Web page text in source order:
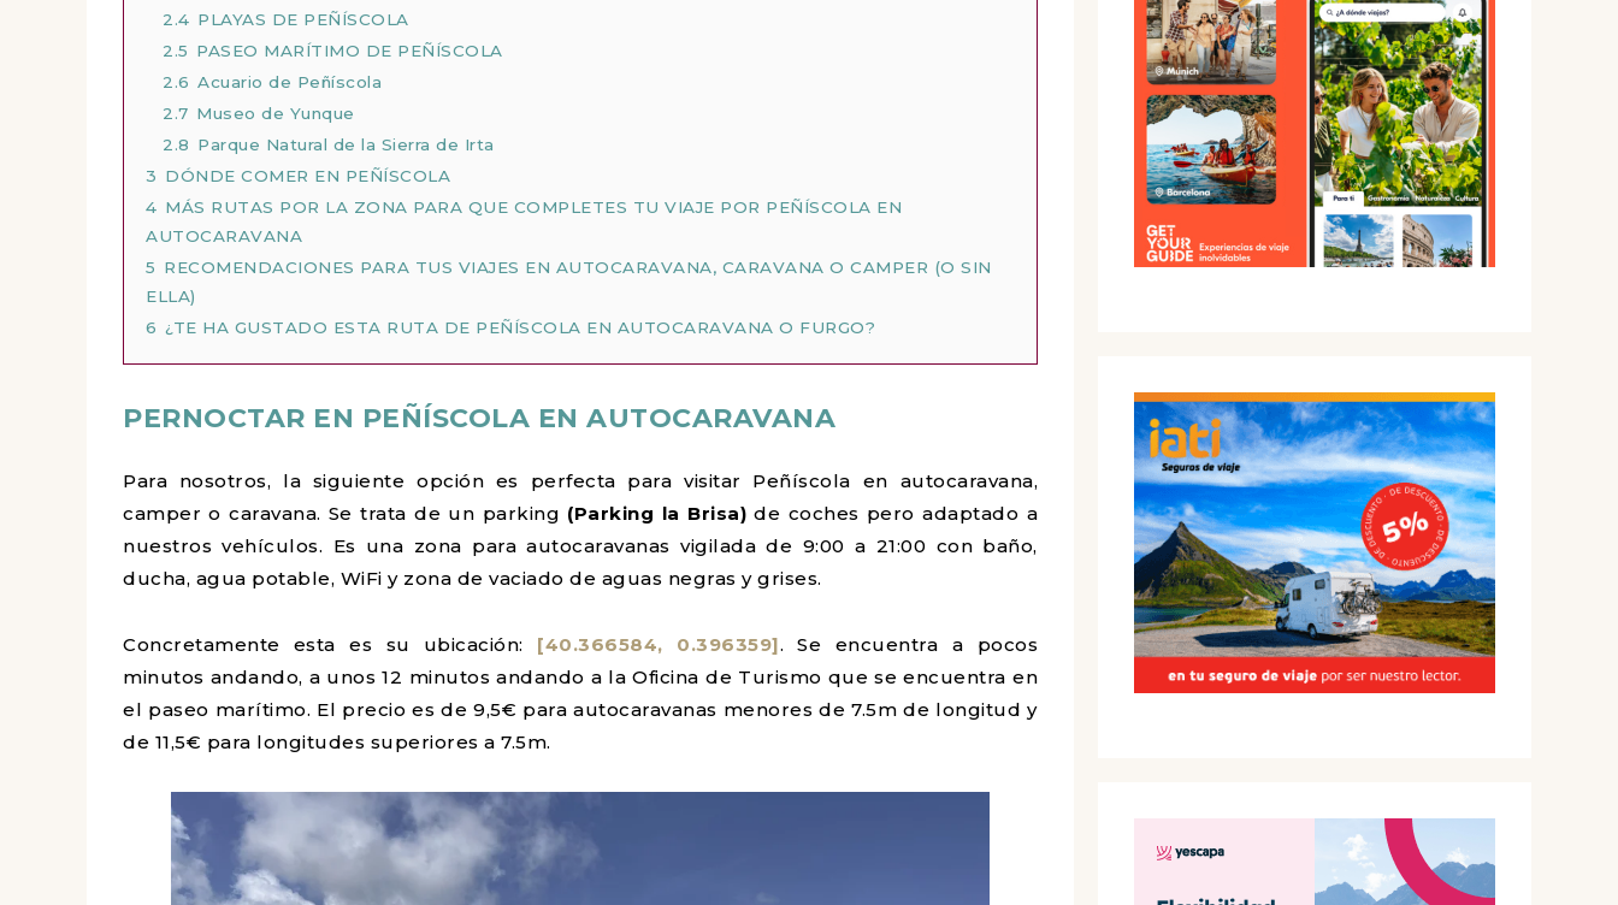
2.4 PLAYAS DE PEÑÍSCOLA
2.5 PASEO MARÍTIMO DE PEÑÍSCOLA
2.6 Acuario de Peñíscola
2.7 Museo de Yunque
2.8 Parque Natural de la Sierra de Irta
3 DÓNDE COMER EN PEÑÍSCOLA
4 MÁS RUTAS POR LA ZONA PARA QUE COMPLETES TU VIAJE POR PEÑÍSCOLA EN
AUTOCARAVANA
5 RECOMENDACIONES PARA TUS VIAJES EN AUTOCARAVANA, CARAVANA O CAMPER (O SIN
ELLA)
6 ¿TE HA GUSTADO ESTA RUTA DE PEÑÍSCOLA EN AUTOCARAVANA O FURGO?
PERNOCTAR EN PEÑÍSCOLA EN AUTOCARAVANA
Para nosotros, la siguiente opción es perfecta para visitar Peñíscola en autocaravana,
camper o caravana. Se trata de un parking (Parking la Brisa) de coches pero adaptado a
nuestros vehículos. Es una zona para autocaravanas vigilada de 9:00 a 21:00 con baño,
ducha, agua potable, WiFi y zona de vaciado de aguas negras y grises.
Concretamente esta es su ubicación: [40.366584, 0.396359]. Se encuentra a pocos
minutos andando, a unos 12 minutos andando a la Oficina de Turismo que se encuentra en
el paseo marítimo. El precio es de 9,5€ para autocaravanas menores de 7.5m de longitud y
de 11,5€ para longitudes superiores a 7.5m.